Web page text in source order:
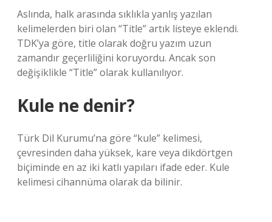
Aslında, halk arasında sıklıkla yanlış yazılan
kelimelerden biri olan “Title” artık listeye eklendi.
TDK’ya göre, title olarak doğru yazım uzun
zamandır geçerliliğini koruyordu. Ancak son
değişiklikle “Title” olarak kullanılıyor.
Kule ne denir?
Türk Dil Kurumu’na göre “kule” kelimesi,
çevresinden daha yüksek, kare veya dikdörtgen
biçiminde en az iki katlı yapıları ifade eder. Kule
kelimesi cihannüma olarak da bilinir.